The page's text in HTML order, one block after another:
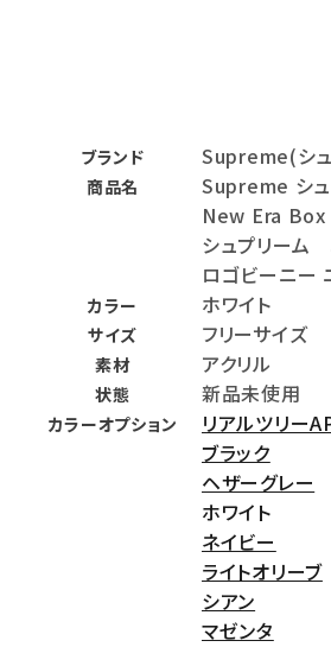
ブランド Supreme(シ
商品名
Supreme シ
New Era
シュプリーム
ロゴビーニー
カラー ホワイト
サイズ フリーサイズ
素材 アクリル
状態 新品未使用
カラーオプション
リアルツリー
ブラック
ヘザーグレー
ホワイト
ネイビー
ライトオリーブ
シアン
マゼンタ